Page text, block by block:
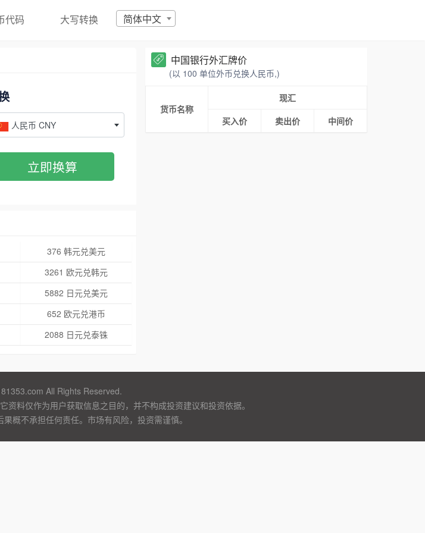
代码 大写转换 简体中文
人民币 CNY
立即换算
376 韩元兑美元
3261 欧元兑韩元
5882 日元兑美元
652 欧元兑港币
2088 日元兑泰铢
中国银行外汇牌价
(以 100 单位外币兑换人民币,)
货币名称
现汇
买入价
卖出价 中间价
All Rights Reserved.
料仅作为用户获取信息之目的，并不构成投资建议和投资依据。
概不承担任何责任。市场有风险，投资需谨慎。